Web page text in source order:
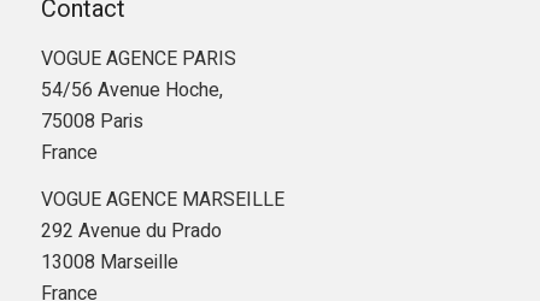
Contact
VOGUE AGENCE PARIS
54/56 Avenue Hoche,
75008 Paris
France
VOGUE AGENCE MARSEILLE
292 Avenue du Prado
13008 Marseille
France